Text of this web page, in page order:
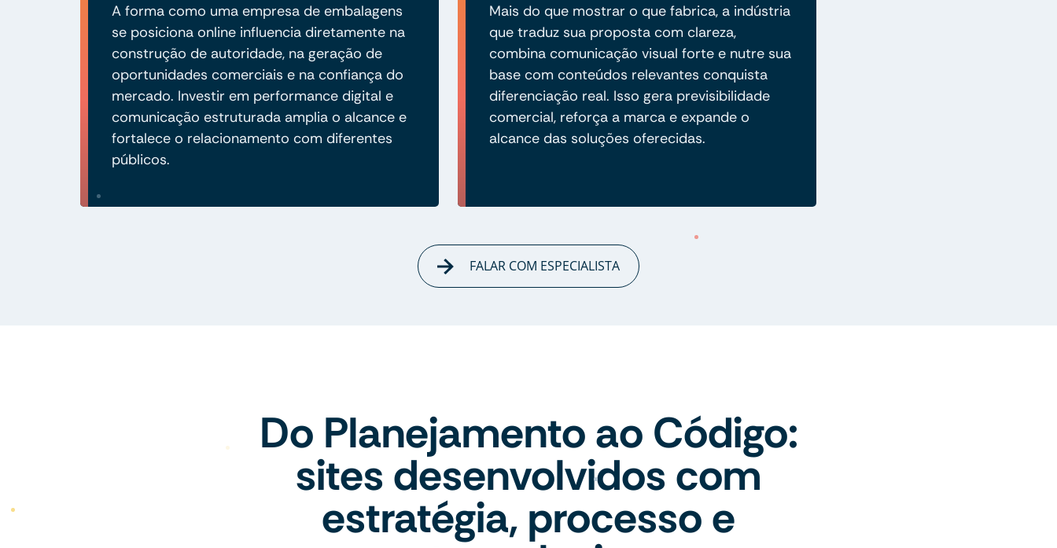
A forma como uma empresa de embalagens
se posiciona online influencia diretamente na
construção de autoridade, na geração de
oportunidades comerciais e na confiança do
mercado. Investir em performance digital e
comunicação estruturada amplia o alcance e
fortalece o relacionamento com diferentes
públicos.
Mais do que mostrar o que fabrica, a indústria
que traduz sua proposta com clareza,
combina comunicação visual forte e nutre sua
base com conteúdos relevantes conquista
diferenciação real. Isso gera previsibilidade
comercial, reforça a marca e expande o
alcance das soluções oferecidas.
FALAR COM ESPECIALISTA
Do Planejamento ao Código:
sites desenvolvidos com
estratégia, processo e